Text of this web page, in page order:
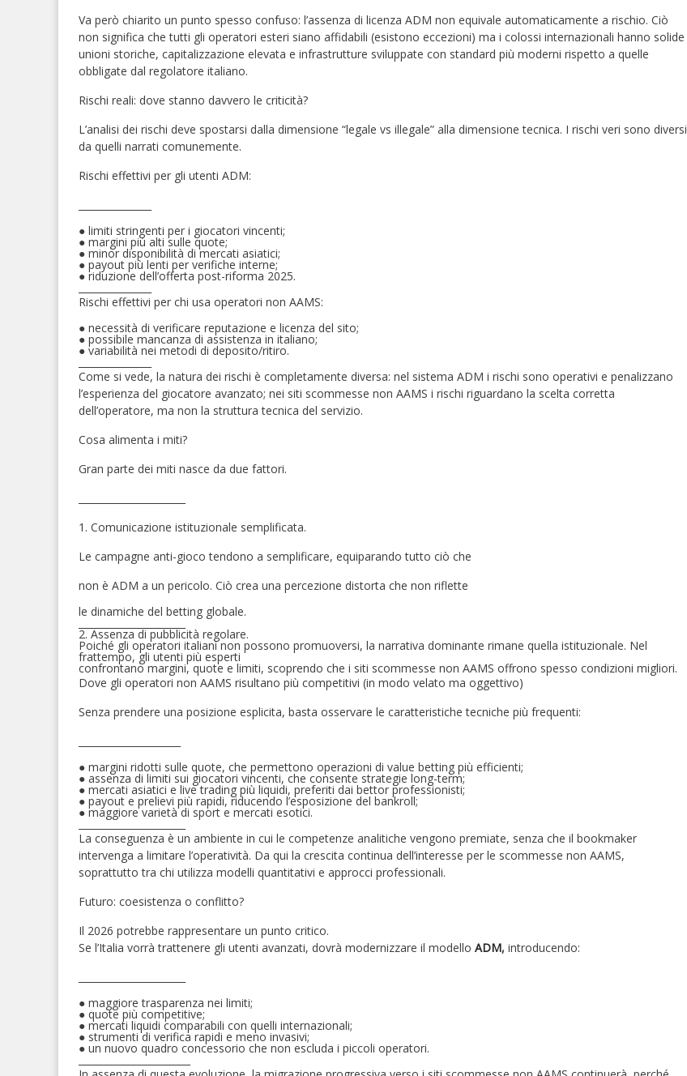
Va però chiarito un punto spesso confuso: l’assenza di licenza ADM non equivale automaticamente a rischio. Ciò
non significa che tutti gli operatori esteri siano affidabili (esistono eccezioni) ma i colossi internazionali hanno solide
unioni storiche, capitalizzazione elevata e infrastrutture sviluppate con standard più moderni rispetto a quelle
obbligate dal regolatore italiano.
Rischi reali: dove stanno davvero le criticità?
L’analisi dei rischi deve spostarsi dalla dimensione “legale vs illegale” alla dimensione tecnica. I rischi veri sono diversi
da quelli narrati comunemente.
Rischi effettivi per gli utenti ADM:
● limiti stringenti per i giocatori vincenti;
● margini più alti sulle quote;
● minor disponibilità di mercati asiatici;
● payout più lenti per verifiche interne;
● riduzione dell’offerta post-riforma 2025.
Rischi effettivi per chi usa operatori non AAMS:
● necessità di verificare reputazione e licenza del sito;
● possibile mancanza di assistenza in italiano;
● variabilità nei metodi di deposito/ritiro.
Come si vede, la natura dei rischi è completamente diversa: nel sistema ADM i rischi sono operativi e penalizzano
l’esperienza del giocatore avanzato; nei siti scommesse non AAMS i rischi riguardano la scelta corretta
dell’operatore, ma non la struttura tecnica del servizio.
Cosa alimenta i miti?
Gran parte dei miti nasce da due fattori.
1. Comunicazione istituzionale semplificata.
Le campagne anti-gioco tendono a semplificare, equiparando tutto ciò che
non è ADM a un pericolo. Ciò crea una percezione distorta che non riflette
le dinamiche del betting globale.
2. Assenza di pubblicità regolare.
Poiché gli operatori italiani non possono promuoversi, la narrativa dominante rimane quella istituzionale. Nel
frattempo, gli utenti più esperti
confrontano margini, quote e limiti, scoprendo che i siti scommesse non AAMS offrono spesso condizioni migliori.
Dove gli operatori non AAMS risultano più competitivi (in modo velato ma oggettivo)
Senza prendere una posizione esplicita, basta osservare le caratteristiche tecniche più frequenti:
● margini ridotti sulle quote, che permettono operazioni di value betting più efficienti;
● assenza di limiti sui giocatori vincenti, che consente strategie long-term;
● mercati asiatici e live trading più liquidi, preferiti dai bettor professionisti;
● payout e prelievi più rapidi, riducendo l’esposizione del bankroll;
● maggiore varietà di sport e mercati esotici.
______________________
La conseguenza è un ambiente in cui le competenze analitiche vengono premiate, senza che il bookmaker
intervenga a limitare l’operatività. Da qui la crescita continua dell’interesse per le scommesse non AAMS,
soprattutto tra chi utilizza modelli quantitativi e approcci professionali.
Futuro: coesistenza o conflitto?
Il 2026 potrebbe rappresentare un punto critico.
Se l’Italia vorrà trattenere gli utenti avanzati, dovrà modernizzare il modello ADM, introducendo:
● maggiore trasparenza nei limiti;
● quote più competitive;
● mercati liquidi comparabili con quelli internazionali;
● strumenti di verifica rapidi e meno invasivi;
● un nuovo quadro concessorio che non escluda i piccoli operatori.
_______________________